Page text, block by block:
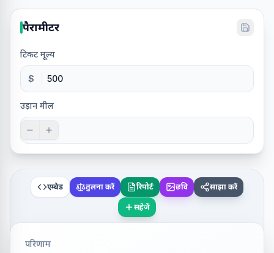
पैरामीटर
टिकट मूल्य
$
उड़ान मील
एम्बेड तुलना करें रिपोर्ट छवि साझा करें
सहेजें
परिणाम